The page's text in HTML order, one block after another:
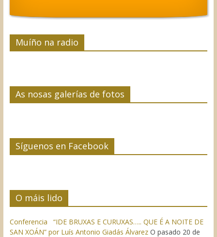
Muíño na radio
As nosas galerías de fotos
Síguenos en Facebook
O máis lido
Conferencia “IDE BRUXAS E CURUXAS….. QUE É A NOITE DE
SAN XOÁN” por Luís Antonio Giadás Álvarez O pasado 20 de